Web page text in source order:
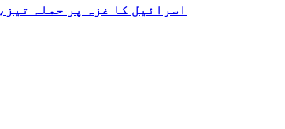
اسرائیل کا غزہ پر حملہ